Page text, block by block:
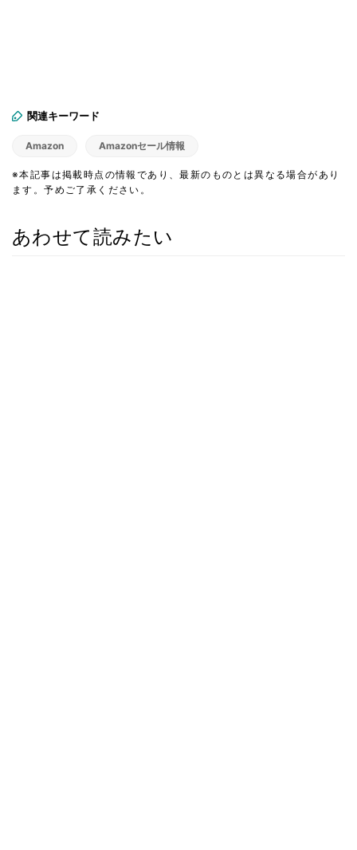
関連キーワード
Amazon Amazonセール情報
※本記事は掲載時点の情報であり、最新のものとは異なる場合があり
ます。予めご了承ください。
あわせて読みたい